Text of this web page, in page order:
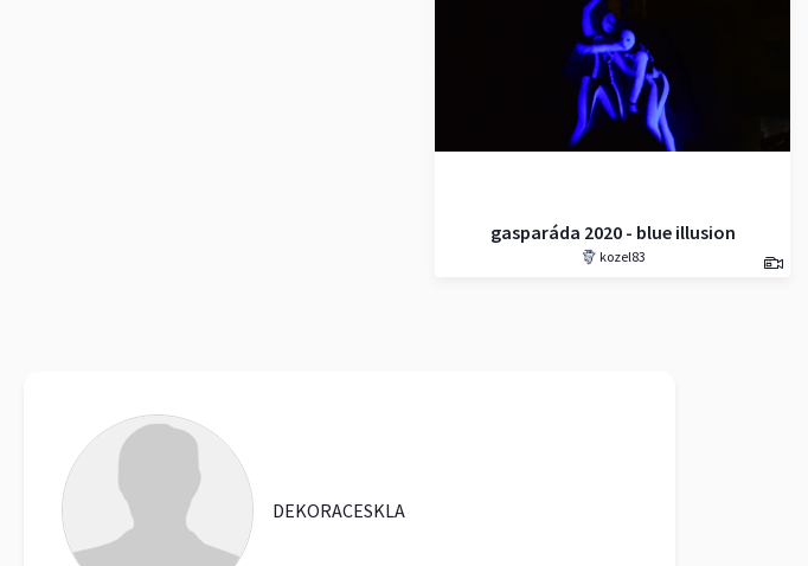
gasparáda 2020 - blue illusion
(ilusias)
kozel83
DEKORACESKLA